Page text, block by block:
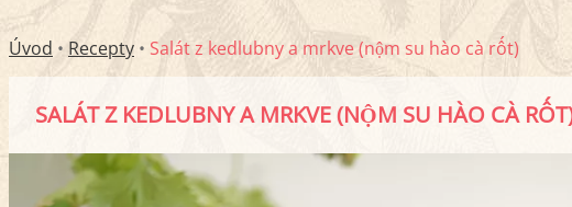
Úvod • Recepty • Salát z kedlubny a mrkve (nộm su hào cà rốt)
SALÁT Z KEDLUBNY A MRKVE (NỘM SU HÀO CÀ